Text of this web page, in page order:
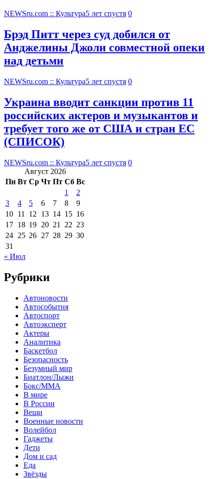
NEWSru.com :: Культура5 лет спустя 0
Брэд Питт через суд добился от
Анджелины Джоли совместной опеки
над детьми
NEWSru.com :: Культура5 лет спустя 0
Украина вводит санкции против 11
российских актеров и музыкантов и
требует того же от США и стран ЕС
(СПИСОК)
NEWSru.com :: Культура5 лет спустя 0
Август 2026
Пн Вт Ср Чт Пт Сб Вс
1
2
3
4 5 6 7 8
9
10 11 12 13 14 15 16
17 18 19 20 21 22 23
24 25 26 27 28 29 30
31
« Июл
Рубрики
Автоновости
Автособытия
Автоспорт
Автоэксперт
Актеры
Аналитика
Баскетбол
Безопасность
Безумный мир
Биатлон/Лыжи
Бокс/MMA
В мире
В России
Вещи
Военные новости
Волейбол
Гаджеты
Дети
Дом и сад
Еда
Звёзды